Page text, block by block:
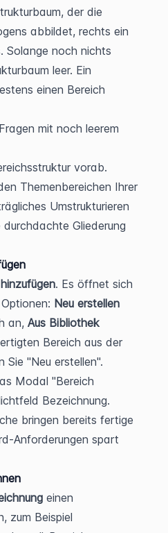
der die
abbildet, rechts ein
Solange noch nichts
leer. Ein
einen Bereich
vorab.
Themenbereichen Ihrer
Umstrukturieren
Gliederung
. Es öffnet sich
Neu erstellen
an, Aus Bibliothek
Bereich aus der
Sie "Neu erstellen".
Modal "Bereich
Bezeichnung.
bringen bereits fertige
Anforderungen spart
einen
zum Beispiel